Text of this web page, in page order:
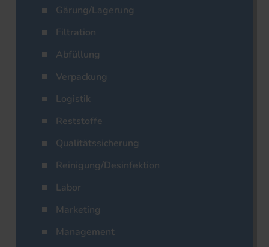
Gärung/Lagerung
Filtration
Abfüllung
Verpackung
Logistik
Reststoffe
Qualitätssicherung
Reinigung/Desinfektion
Labor
Marketing
Management